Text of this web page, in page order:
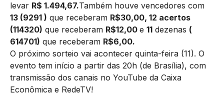
levar R$ 1.494,67.Também houve vencedores com
13 (9291 ) que receberam R$30,00, 12 acertos
(114320) que receberam R$12,00 e 11 dezenas (
614701) que receberam R$6,00.
O próximo sorteio vai acontecer quinta-feira (11). O
evento tem início a partir das 20h (de Brasília), com
transmissão dos canais no YouTube da Caixa
Econômica e RedeTV!